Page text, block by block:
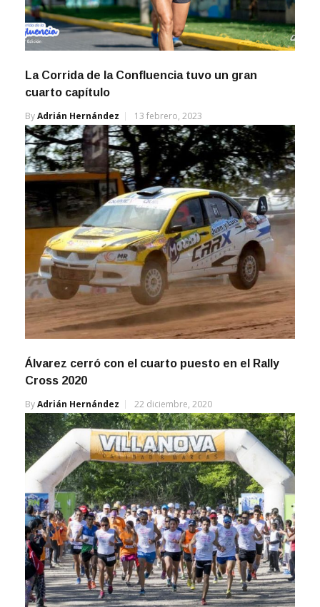
La Corrida de la Confluencia tuvo un gran
cuarto capítulo
ByAdrián Hernández 13 febrero, 2023
Álvarez cerró con el cuarto puesto en el Rally
Cross 2020
ByAdrián Hernández 22 diciembre, 2020